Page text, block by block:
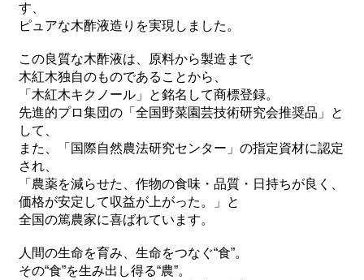
す、
ピュアな木酢液造りを実現しました。
この良質な木酢液は、原料から製造まで
木紅木独自のものであることから、
「木紅木キクノール」と銘名して商標登録。
先進的プロ集団の「全国野菜園芸技術研究会推奨品」と
して、
また、「国際自然農法研究センター」の指定資材に認定
され、
「農薬を減らせた、作物の食味・品質・日持ちが良く、
価格が安定して収益が上がった。」と
全国の篤農家に喜ばれています。
人間の生命を育み、生命をつなぐ“食”。
その“食”を生み出し得る“農”。